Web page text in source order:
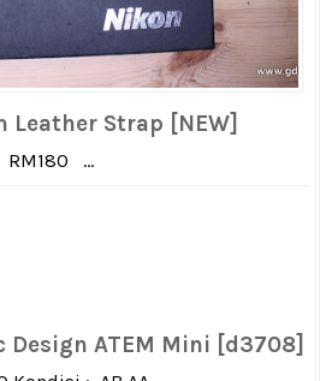
Leather Strap [NEW]
RM180 ...
Design ATEM Mini [d3708]